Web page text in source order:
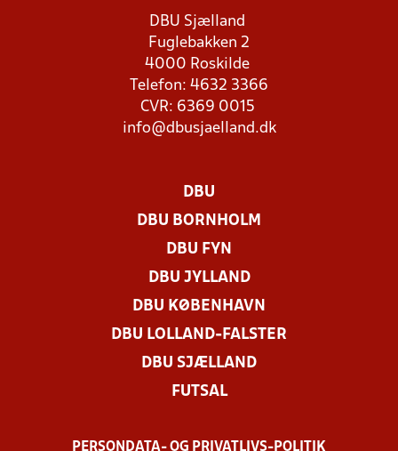
DBU Sjælland
Fuglebakken 2
4000 Roskilde
Telefon: 4632 3366
CVR: 6369 0015
info@dbusjaelland.dk
DBU
DBU BORNHOLM
DBU FYN
DBU JYLLAND
DBU KØBENHAVN
DBU LOLLAND-FALSTER
DBU SJÆLLAND
FUTSAL
PERSONDATA- OG PRIVATLIVS-POLITIK